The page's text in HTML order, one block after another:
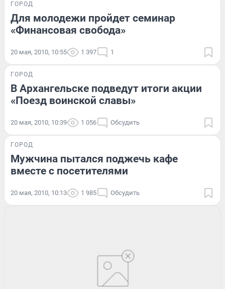
ГОРОД
Для молодежи пройдет семинар
«Финансовая свобода»
20 мая, 2010, 10:55 1 397 1
ГОРОД
В Архангельске подведут итоги акции
«Поезд воинской славы»
20 мая, 2010, 10:39 1 056 Обсудить
ГОРОД
Мужчина пытался поджечь кафе
вместе с посетителями
20 мая, 2010, 10:13 1 985 Обсудить